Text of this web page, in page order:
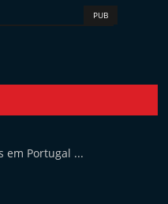
PUB
em Portugal ...